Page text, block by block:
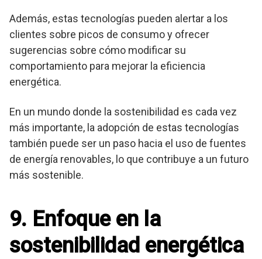
Además, estas tecnologías pueden alertar a los
clientes sobre picos de consumo y ofrecer
sugerencias sobre cómo modificar su
comportamiento para mejorar la eficiencia
energética.
En un mundo donde la sostenibilidad es cada vez
más importante, la adopción de estas tecnologías
también puede ser un paso hacia el uso de fuentes
de energía renovables, lo que contribuye a un futuro
más sostenible.
9. Enfoque en la
sostenibilidad energética